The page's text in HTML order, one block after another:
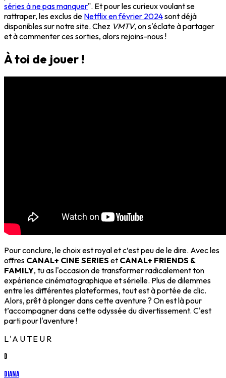
séries à ne pas manquer". Et pour les curieux voulant se
rattraper, les exclus de Netflix en février 2024sont déjà
disponibles sur notre site. Chez VMTV, on s'éclate à partager
et à commenter ces sorties, alors rejoins-nous !
À toi de jouer !
Pour conclure, le choix est royal et c’est peu de le dire. Avec les
offres CANAL+ CINE SERIES et CANAL+ FRIENDS &
FAMILY, tu as l'occasion de transformer radicalement ton
expérience cinématographique et sérielle. Plus de dilemmes
entre les différentes plateformes, tout est à portée de clic.
Alors, prêt à plonger dans cette aventure ? On est là pour
t’accompagner dans cette odyssée du divertissement. C'est
parti pour l'aventure !
L'AUTEUR
D
Diana